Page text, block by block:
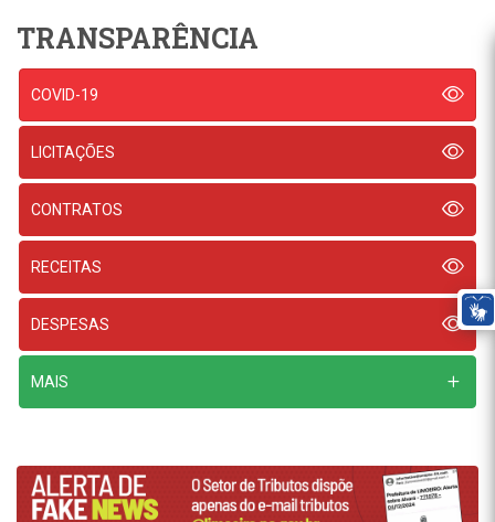
TRANSPARÊNCIA
COVID-19
LICITAÇÕES
CONTRATOS
RECEITAS
DESPESAS
MAIS